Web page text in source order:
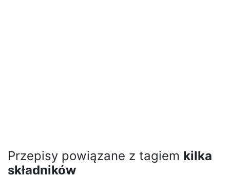
Przepisy powiązane z tagiem kilka
składników